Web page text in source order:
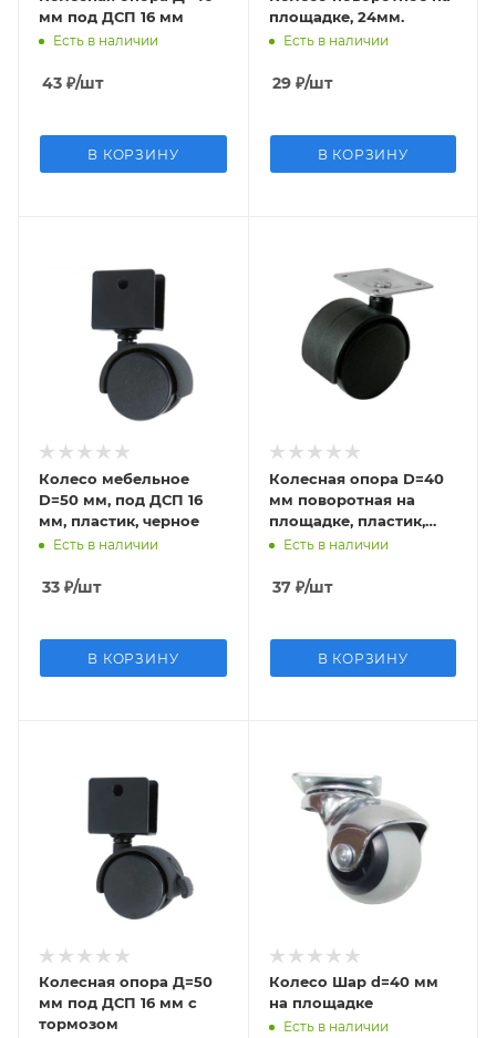
мм под ДСП 16 мм
Есть в наличии
43 ₽/шт
В КОРЗИНУ
площадке, 24мм.
Есть в наличии
29₽/шт
В КОРЗИНУ
Колесо мебельное
D=50 мм, под ДСП 16
мм, пластик, черное
Есть в наличии
33 ₽/шт
В КОРЗИНУ
Колесная опора D=40
мм поворотная на
площадке, пластик,
черная
Есть в наличии
37₽/шт
В КОРЗИНУ
Колесная опора Д=50
мм под ДСП 16 мм с
тормозом
Колесо Шар d=40 мм
на площадке
Есть в наличии